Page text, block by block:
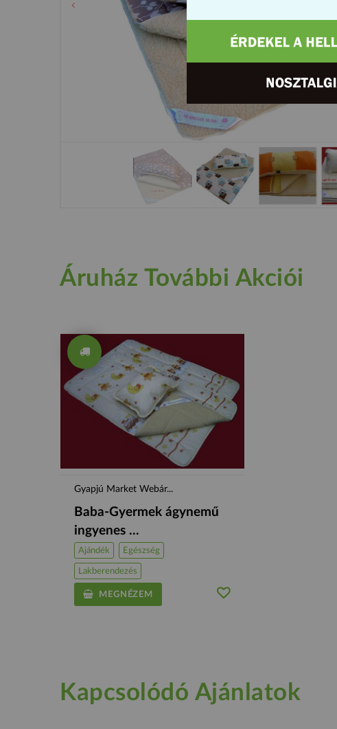
Áruház További Akciói
Gyapjú Market Webár...
Baba-Gyermek ágynemű
ingyenes ...
Ajándék Egészség
Lakberendezés
MEGNÉZEM
Kapcsolódó Ajánlatok